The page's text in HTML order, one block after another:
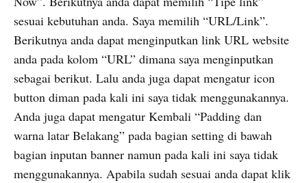
sesuai kebutuhan anda. Saya memilih “URL/Link”.
Berikutnya anda dapat menginputkan link URL website
anda pada kolom “URL” dimana saya menginputkan
sebagai berikut. Lalu anda juga dapat mengatur icon
button diman pada kali ini saya tidak menggunakannya.
Anda juga dapat mengatur Kembali “Padding dan
warna latar Belakang” pada bagian setting di bawah
bagian inputan banner namun pada kali ini saya tidak
menggunakannya. Apabila sudah sesuai anda dapat klik